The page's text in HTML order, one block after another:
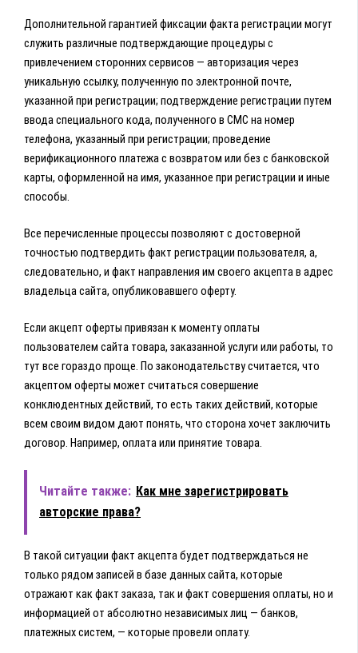
Дополнительной гарантией фиксации факта регистрации могут
служить различные подтверждающие процедуры с
привлечением сторонних сервисов — авторизация через
уникальную ссылку, полученную по электронной почте,
указанной при регистрации; подтверждение регистрации путем
ввода специального кода, полученного в СМС на номер
телефона, указанный при регистрации; проведение
верификационного платежа с возвратом или без с банковской
карты, оформленной на имя, указанное при регистрации и иные
способы.
Все перечисленные процессы позволяют с достоверной
точностью подтвердить факт регистрации пользователя, а,
следовательно, и факт направления им своего акцепта в адрес
владельца сайта, опубликовавшего оферту.
Если акцепт оферты привязан к моменту оплаты
пользователем сайта товара, заказанной услуги или работы, то
тут все гораздо проще. По законодательству считается, что
акцептом оферты может считаться совершение
конклюдентных действий, то есть таких действий, которые
всем своим видом дают понять, что сторона хочет заключить
договор. Например, оплата или принятие товара.
Читайте также: Как мне зарегистрировать
авторские права?
В такой ситуации факт акцепта будет подтверждаться не
только рядом записей в базе данных сайта, которые
отражают как факт заказа, так и факт совершения оплаты, но и
информацией от абсолютно независимых лиц — банков,
платежных систем, — которые провели оплату.